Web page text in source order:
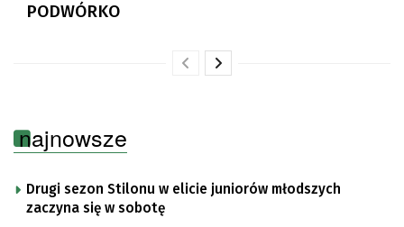
PODWÓRKO
najnowsze
Drugi sezon Stilonu w elicie juniorów młodszych
zaczyna się w sobotę